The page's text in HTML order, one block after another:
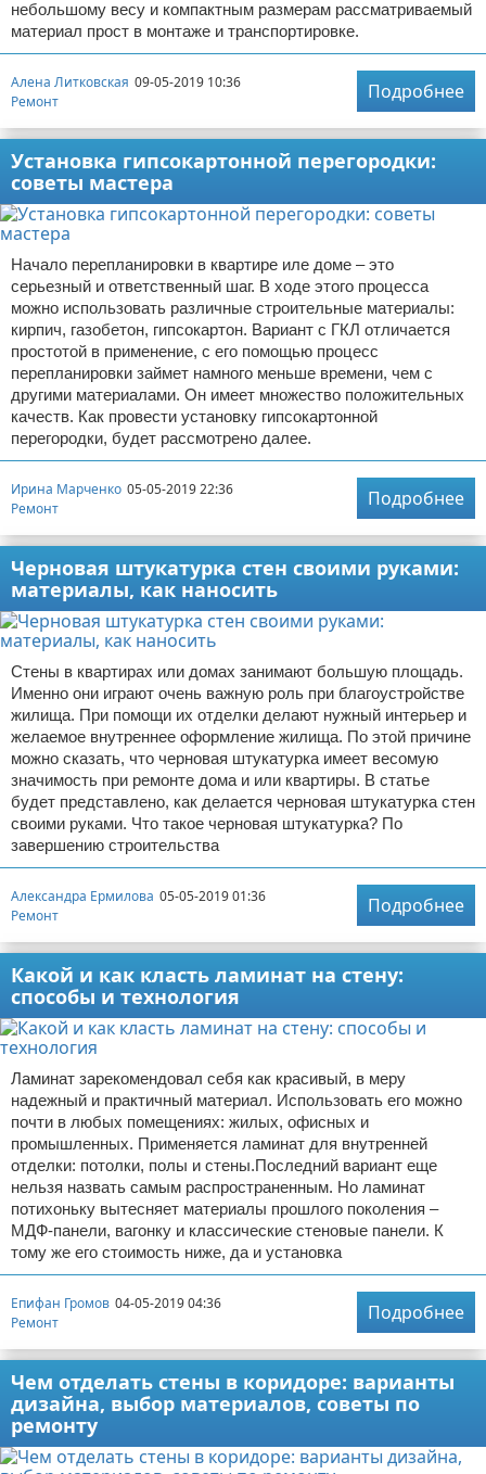
небольшому весу и компактным размерам рассматриваемый
материал прост в монтаже и транспортировке.
Алена Литковская 09-05-2019 10:36
Ремонт
Подробнее
Установка гипсокартонной перегородки:
советы мастера
Начало перепланировки в квартире иле доме – это
серьезный и ответственный шаг. В ходе этого процесса
можно использовать различные строительные материалы:
кирпич, газобетон, гипсокартон. Вариант с ГКЛ отличается
простотой в применение, с его помощью процесс
перепланировки займет намного меньше времени, чем с
другими материалами. Он имеет множество положительных
качеств. Как провести установку гипсокартонной
перегородки, будет рассмотрено далее.
Ирина Марченко 05-05-2019 22:36
Ремонт
Подробнее
Черновая штукатурка стен своими руками:
материалы, как наносить
Стены в квартирах или домах занимают большую площадь.
Именно они играют очень важную роль при благоустройстве
жилища. При помощи их отделки делают нужный интерьер и
желаемое внутреннее оформление жилища. По этой причине
можно сказать, что черновая штукатурка имеет весомую
значимость при ремонте дома и или квартиры. В статье
будет представлено, как делается черновая штукатурка стен
своими руками. Что такое черновая штукатурка? По
завершению строительства
Александра Ермилова 05-05-2019 01:36
Ремонт
Подробнее
Какой и как класть ламинат на стену:
способы и технология
Ламинат зарекомендовал себя как красивый, в меру
надежный и практичный материал. Использовать его можно
почти в любых помещениях: жилых, офисных и
промышленных. Применяется ламинат для внутренней
отделки: потолки, полы и стены.Последний вариант еще
нельзя назвать самым распространенным. Но ламинат
потихоньку вытесняет материалы прошлого поколения –
МДФ-панели, вагонку и классические стеновые панели. К
тому же его стоимость ниже, да и установка
Епифан Громов 04-05-2019 04:36
Ремонт
Подробнее
Чем отделать стены в коридоре: варианты
дизайна, выбор материалов, советы по
ремонту